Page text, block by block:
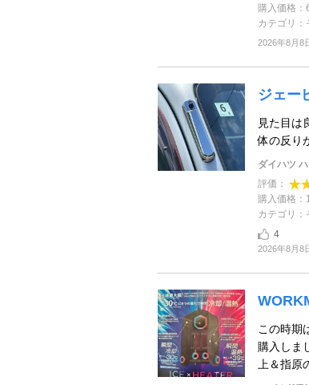
購入価格：
カテゴリ：
2026年8月8
ジェー
見た目は
体の反り
ダイハツ
評価：
購入価格：
カテゴリ：
4
2026年8月8
この時期
購入しま
上＆指原